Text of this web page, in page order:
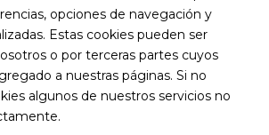
opciones de navegación y
Estas cookies pueden ser
o por terceras partes cuyos
a nuestras páginas. Si no
algunos de nuestros servicios no